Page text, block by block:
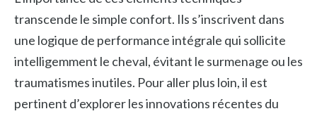
transcende le simple confort. Ils s’inscrivent dans
une logique de performance intégrale qui sollicite
intelligemment le cheval, évitant le surmenage ou les
traumatismes inutiles. Pour aller plus loin, il est
pertinent d’explorer les innovations récentes du